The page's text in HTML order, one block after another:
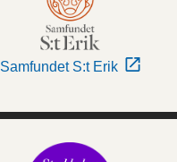
Samfundet S:t Erik